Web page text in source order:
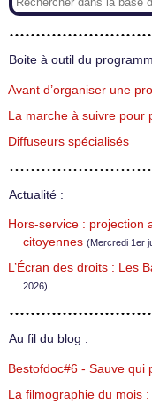
Boite à outil du
Avant d’organiser une
La marche à suivre pour
Diffuseurs spécialisés
Actualité :
Hors-service : projection
citoyennes (Mercredi 1er
L’Écran des droits : Les
2026)
Au fil du blog :
Bestofdoc#6 - Sauve qui
La filmographie du mois